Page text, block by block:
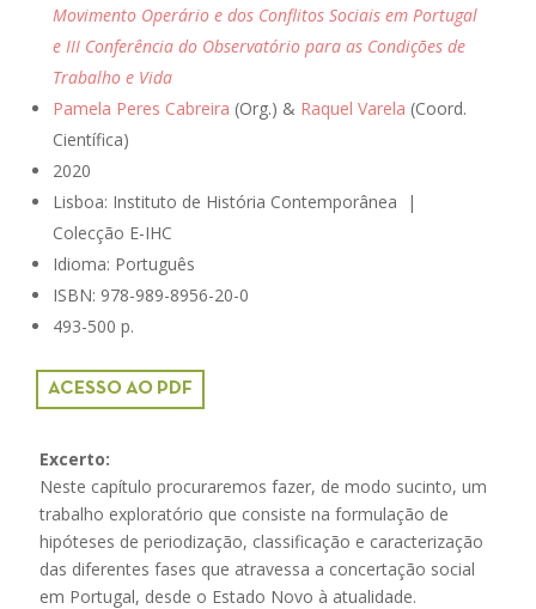
Movimento Operário e dos Conflitos Sociais em Portugal
e III Conferência do Observatório para as Condições de
Trabalho e Vida
Pamela Peres Cabreira (Org.) & Raquel Varela (Coord.
Científica)
2020
Lisboa: Instituto de História Contemporânea |
Colecção E-IHC
Idioma: Português
ISBN: 978-989-8956-20-0
493-500 p.
ACESSO AO PDF
Excerto:
Neste capítulo procuraremos fazer, de modo sucinto, um
trabalho exploratório que consiste na formulação de
hipóteses de periodização, classificação e caracterização
das diferentes fases que atravessa a concertação social
em Portugal, desde o Estado Novo à atualidade.